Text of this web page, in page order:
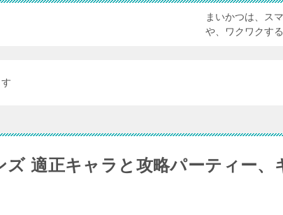
まいかつは、ス
や、ワクワクす
ズ 適正キャラと攻略パーティー、